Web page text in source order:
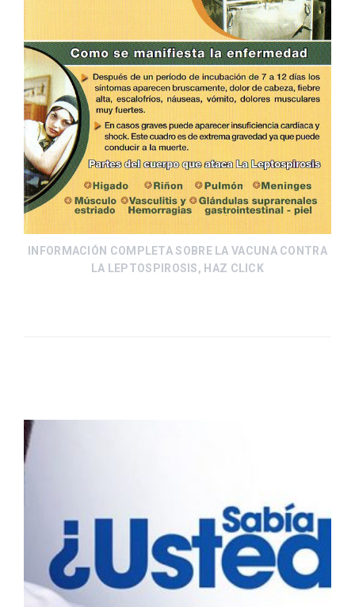
INFORMACIÓN COMPLETA SOBRE LA VACUNA CONTRA
LA LEPTOSPIROSIS, HAZ CLICK